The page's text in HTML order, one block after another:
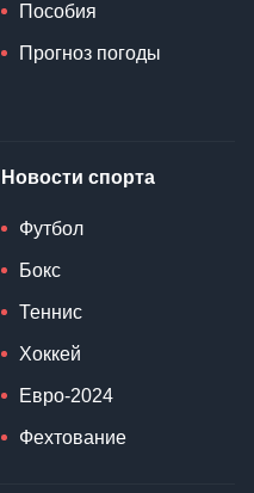
Пособия
Прогноз погоды
Новости спорта
Футбол
Бокс
Теннис
Хоккей
Евро-2024
Фехтование